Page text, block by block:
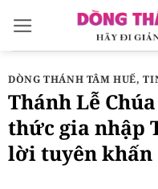
qua
nội
dung
DÒNG THÁNH TÂM HUẾ,
Thánh Lễ
thức gia nhập
lời tuyên khấn